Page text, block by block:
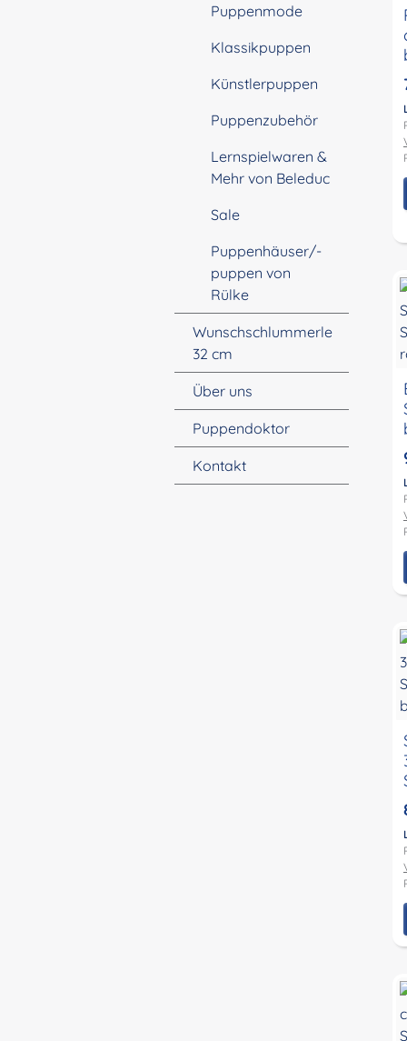
Puppenmode
Klassikpuppen
Künstlerpuppen
Puppenzubehör
Lernspielwaren &
Mehr von Beleduc
Sale
Puppenhäuser/-
puppen von
Rülke
Wunschschlummerle
32 cm
Über uns
Puppendoktor
Kontakt